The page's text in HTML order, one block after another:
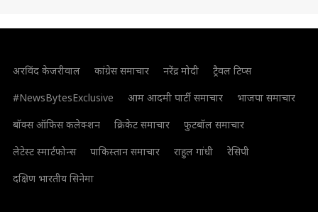
अरविंद केजरीवाल कांग्रेस समाचार नरेंद्र मोदी
ट्रैवल टिप्स
#NewsBytesExclusive
आम आदमी पार्टी समाचार
भाजपा समाचार
बॉक्स ऑफिस कलेक्शन
क्रिकेट समाचार
फुटबॉल समाचार
लेटेस्ट स्मार्टफोन्स
पाकिस्तान समाचार राहुल गांधी
रेसिपी
दक्षिण भारतीय सिनेमा